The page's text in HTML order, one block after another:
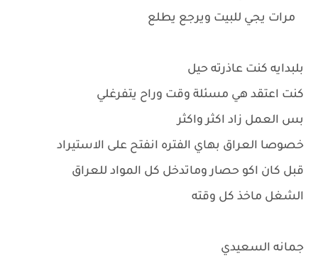
مرات يجي للبيت ويرجع يطلع
بلبدايه كنت عاذرته حيل
كنت اعتقد هي مسئلة وقت وراح يتفرغلي
بس العمل زاد اكثر واكثر
خصوصا العراق بهاي الفتره انفتح على الاستيراد
قبل كان اكو حصار وماتدخل كل المواد للعراق
الشغل ماخذ كل وقته
جمانه السعيدي